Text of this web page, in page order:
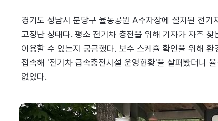
경기도 성남시 분당구 율동공원 A주차장에 설치된 전
고장난 상태다. 평소 전기차 충전을 위해 기자가 자주
이용할 수 있는지 궁금했다. 보수 스케쥴 확인을 위해
접속해 '전기차 급속충전시설 운영현황'을 살펴봤더니
없었다.